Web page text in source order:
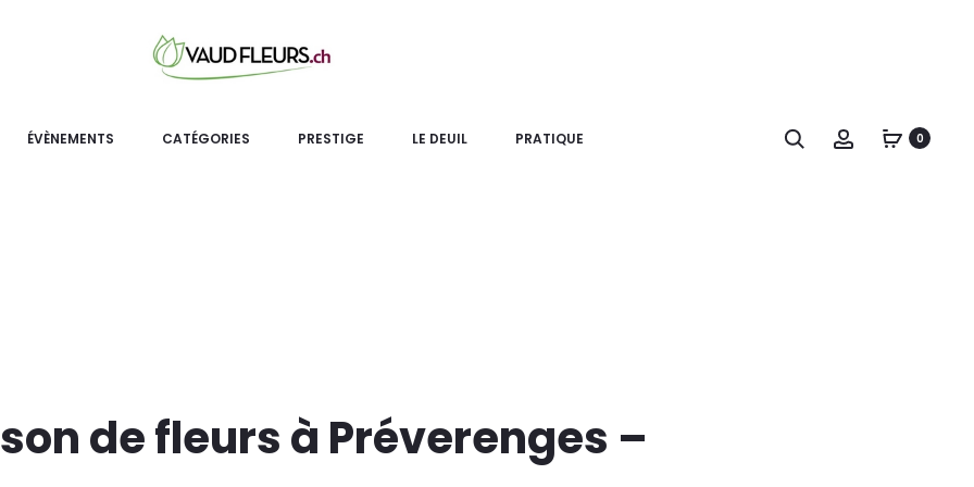
ÉVÈNEMENTS CATÉGORIES PRESTIGE LE DEUIL PRATIQUE RechercheAccount0
de fleurs à Préverenges –